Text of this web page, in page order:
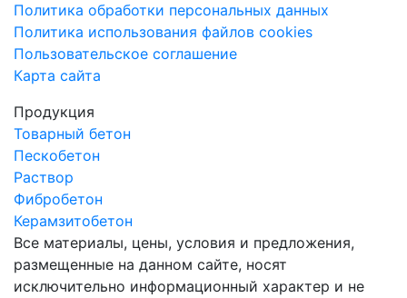
Политика обработки персональных данных
Политика использования файлов cookies
Пользовательское соглашение
Карта сайта
Продукция
Товарный бетон
Пескобетон
Раствор
Фибробетон
Керамзитобетон
Все материалы, цены, условия и предложения,
размещенные на данном сайте, носят
исключительно информационный характер и не